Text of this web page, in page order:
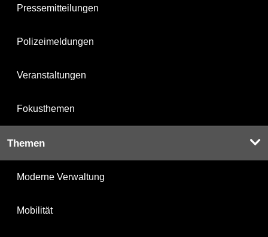
Pressemitteilungen
Polizeimeldungen
Veranstaltungen
Fokusthemen
Themen
Moderne Verwaltung
Mobilität